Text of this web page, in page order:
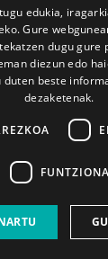
edukia,
Gure
dugu gure
diezun edo
beste
dezaketenak.